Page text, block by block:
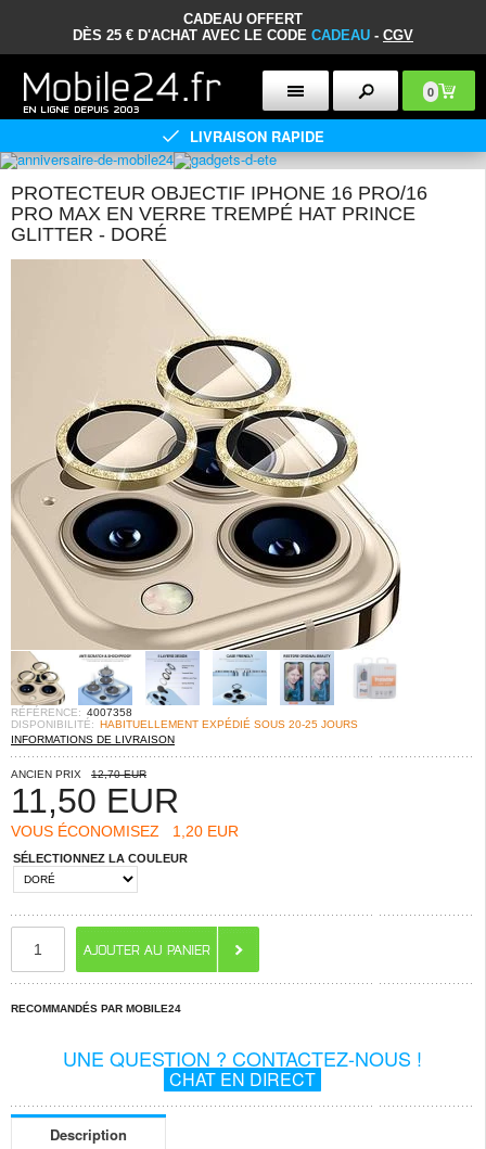
CADEAU OFFERT
DÈS 25 € D'ACHAT AVEC LE CODE CADEAU - CGV
0
LIVRAISON RAPIDE
PROTECTEUR OBJECTIF IPHONE 16 PRO/16
PRO MAX EN VERRE TREMPÉ HAT PRINCE
GLITTER - DORÉ
RÉFÉRENCE: 4007358
DISPONIBILITÉ: HABITUELLEMENT EXPÉDIÉ SOUS 20-25 JOURS
INFORMATIONS DE LIVRAISON
ANCIEN PRIX 12,70 EUR
11,50 EUR
VOUS ÉCONOMISEZ 1,20 EUR
SÉLECTIONNEZ LA COULEUR
RECOMMANDÉS PAR MOBILE24
UNE QUESTION ? CONTACTEZ-NOUS !
CHAT EN DIRECT
Description